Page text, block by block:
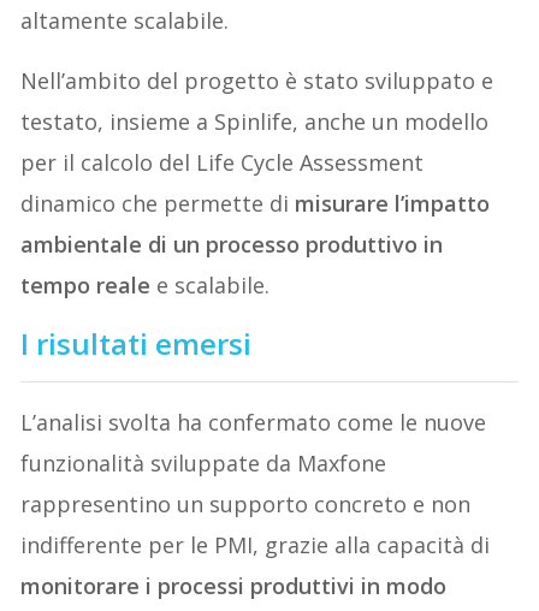
altamente scalabile.
Nell’ambito del progetto è stato sviluppato e
testato, insieme a Spinlife, anche un modello
per il calcolo del Life Cycle Assessment
dinamico che permette di misurare l’impatto
ambientale di un processo produttivo in
tempo reale e scalabile.
I risultati emersi
L’analisi svolta ha confermato come le nuove
funzionalità sviluppate da Maxfone
rappresentino un supporto concreto e non
indifferente per le PMI, grazie alla capacità di
monitorare i processi produttivi in modo